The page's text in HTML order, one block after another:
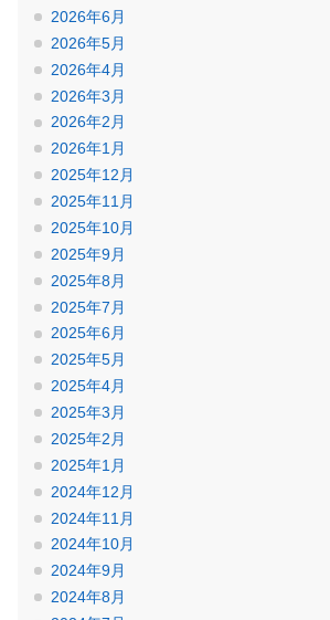
2026年6月
2026年5月
2026年4月
2026年3月
2026年2月
2026年1月
2025年12月
2025年11月
2025年10月
2025年9月
2025年8月
2025年7月
2025年6月
2025年5月
2025年4月
2025年3月
2025年2月
2025年1月
2024年12月
2024年11月
2024年10月
2024年9月
2024年8月